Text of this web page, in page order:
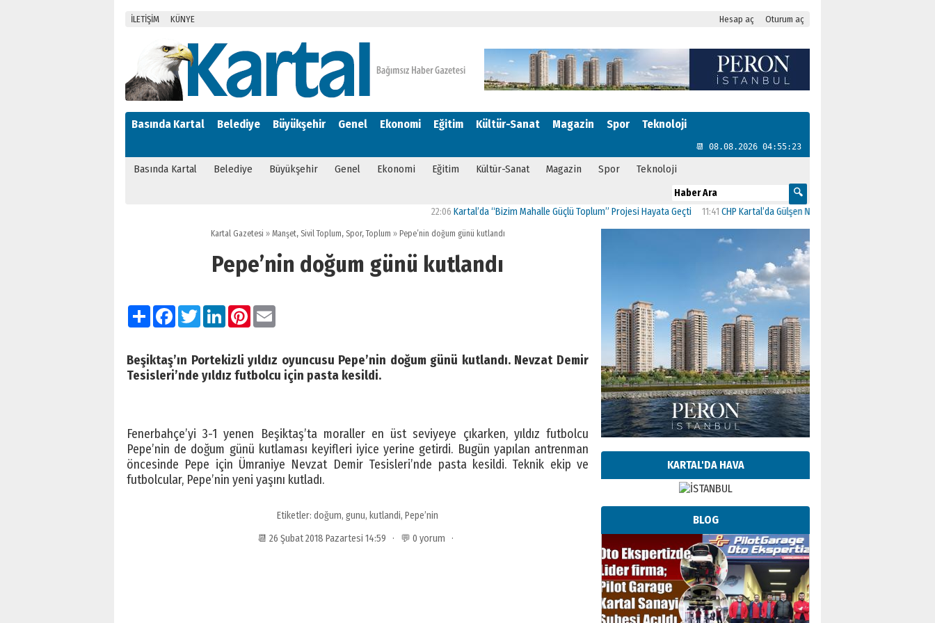
İLETİŞİM KÜNYE Hesap aç Oturum aç
Basında Kartal Belediye Büyükşehir Genel Ekonomi Eğitim Kültür-Sanat Magazin Spor Teknoloji
📆 08.08.2026 04:55:24
Basında Kartal Belediye Büyükşehir Genel Ekonomi Eğitim Kültür-Sanat Magazin Spor Teknoloji
Kartal’da “Bizim Mahalle Güçlü Toplum” Projesi Hayata Geçti 11:41 CHP Kartal’da Gülşen Neşe Büklü dönemi
Kartal Gazetesi » Manşet, Sivil Toplum, Spor,Toplum »Pepe’nin doğum günü kutlandı
Pepe’nin doğum günü kutlandı
PaylaşFacebook
TwitterLinkedInPinterest
Beşiktaş’ın Portekizli yıldız oyuncusu Pepe’nin doğum günü kutlandı. Nevzat Demir
Tesisleri’nde yıldız futbolcu için pasta kesildi.
Fenerbahçe’yi 3-1 yenen Beşiktaş’ta moraller en üst seviyeye çıkarken, yıldız futbolcu
Pepe’nin de doğum günü kutlaması keyifleri iyice yerine getirdi. Bugün yapılan antrenman
öncesinde Pepe için Ümraniye Nevzat Demir Tesisleri’nde pasta kesildi. Teknik ekip ve
futbolcular, Pepe’nin yeni yaşını kutladı.
Etiketler: doğum, gunu, kutlandi, Pepe’nin
📆 26 Şubat 2018 Pazartesi 14:59 · 💬 0 yorum ·
KARTAL'DA HAVA
BLOG